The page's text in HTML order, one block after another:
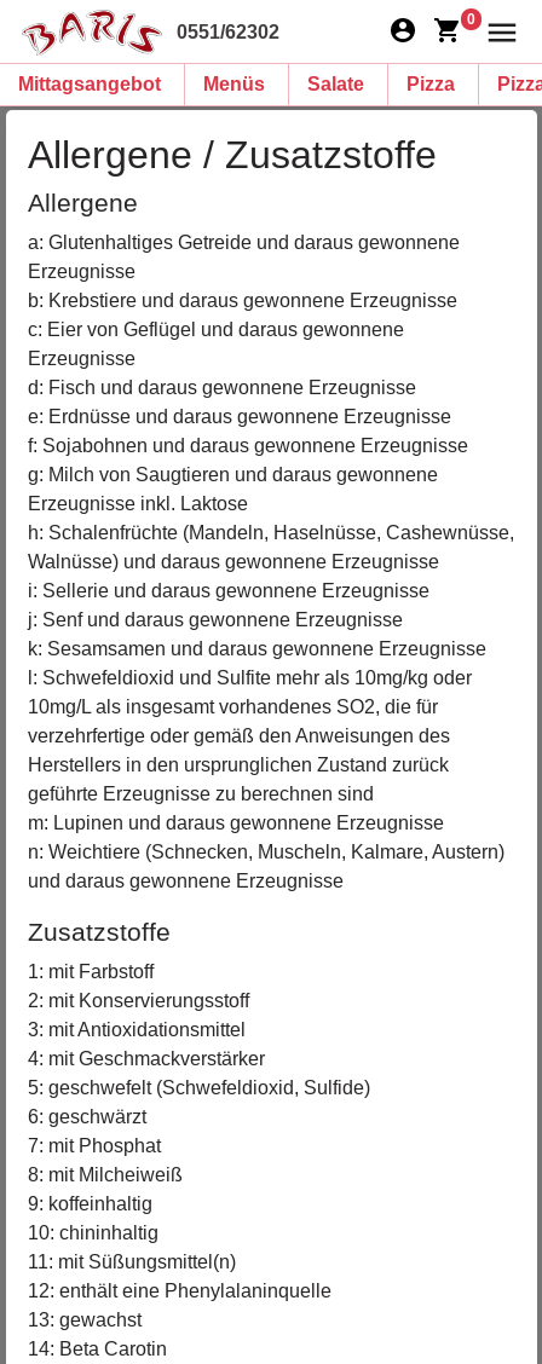
0551/62302
0
Mittagsangebot Menüs Salate Pizza
Allergene / Zusatzstoffe
Allergene
a: Glutenhaltiges Getreide und daraus gewonnene
Erzeugnisse
b: Krebstiere und daraus gewonnene Erzeugnisse
c: Eier von Geflügel und daraus gewonnene
Erzeugnisse
d: Fisch und daraus gewonnene Erzeugnisse
e: Erdnüsse und daraus gewonnene Erzeugnisse
f: Sojabohnen und daraus gewonnene Erzeugnisse
g: Milch von Saugtieren und daraus gewonnene
Erzeugnisse inkl. Laktose
h: Schalenfrüchte (Mandeln, Haselnüsse, Cashewnüsse,
Walnüsse) und daraus gewonnene Erzeugnisse
i: Sellerie und daraus gewonnene Erzeugnisse
j: Senf und daraus gewonnene Erzeugnisse
k: Sesamsamen und daraus gewonnene Erzeugnisse
l: Schwefeldioxid und Sulfite mehr als 10mg/kg oder
10mg/L als insgesamt vorhandenes SO2, die für
verzehrfertige oder gemäß den Anweisungen des
Herstellers in den ursprunglichen Zustand zurück
geführte Erzeugnisse zu berechnen sind
m: Lupinen und daraus gewonnene Erzeugnisse
n: Weichtiere (Schnecken, Muscheln, Kalmare, Austern)
und daraus gewonnene Erzeugnisse
Zusatzstoffe
1: mit Farbstoff
2: mit Konservierungsstoff
3: mit Antioxidationsmittel
4: mit Geschmackverstärker
5: geschwefelt (Schwefeldioxid, Sulfide)
6: geschwärzt
7: mit Phosphat
8: mit Milcheiweiß
9: koffeinhaltig
10: chininhaltig
11: mit Süßungsmittel(n)
12: enthält eine Phenylalaninquelle
13: gewachst
14: Beta Carotin